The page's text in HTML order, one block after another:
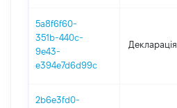
5a8f6f60-
351b-440c-
9e43-
e394e7d6d99c
Декларація
2b6e3fd0-